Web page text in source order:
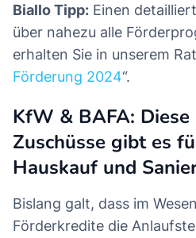
Biallo Tipp: Einen
über nahezu alle
erhalten Sie in unserem
Förderung 2024“.
KfW & BAFA:
Zuschüsse gibt es
Hauskauf und
Bislang galt, dass im
Förderkredite die